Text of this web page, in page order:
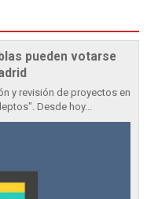
pueden votarse
y revisión de proyectos en
Desde hoy...